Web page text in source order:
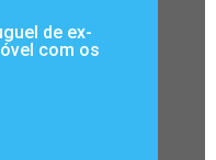
de ex-
com os